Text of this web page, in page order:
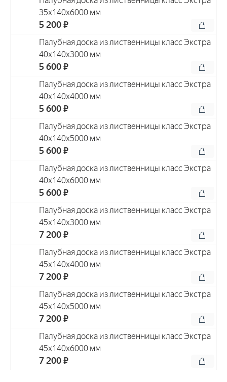
35x140x6000 мм
5 200 ₽
Палубная доска из лиственницы класс Экстра
40x140x3000 мм
5 600 ₽
Палубная доска из лиственницы класс Экстра
40x140x4000 мм
5 600 ₽
Палубная доска из лиственницы класс Экстра
40x140x5000 мм
5 600 ₽
Палубная доска из лиственницы класс Экстра
40x140x6000 мм
5 600 ₽
Палубная доска из лиственницы класс Экстра
45x140x3000 мм
7 200 ₽
Палубная доска из лиственницы класс Экстра
45x140x4000 мм
7 200 ₽
Палубная доска из лиственницы класс Экстра
45x140x5000 мм
7 200 ₽
Палубная доска из лиственницы класс Экстра
45x140x6000 мм
7 200 ₽